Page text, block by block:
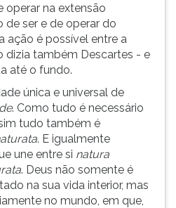
operar na extensão
ser e de operar do
ação é possível entre a
dizia também Descartes - e
até o fundo.
única e universal de
. Como tudo é necessário
tudo também é
. E igualmente
une entre si natura
. Deus não somente é
na sua vida interior, mas
no mundo, em que,